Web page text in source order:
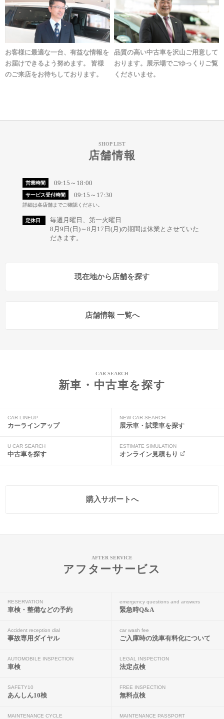
お客様に最適な一台、有益な情報を
お届けできるよう努めます。 皆様
のご来店をお待ちしております。
品質の高い中古車を沢山ご用意して
おります。展示場でごゆっくりご覧
くださいませ。
SHOP LIST
店舗情報
営業時間 09:15～18:00
サービス受付時間 09:15～17:30
詳細は各店舗までご確認ください。
定休日
毎週月曜日、第一火曜日
8月9日(日)～8月17日(月)の期間は休業とさせていた
だきます。
現在地から店舗を探す
店舗情報 一覧へ
CAR SEARCH
新車・中古車を探す
CAR LINEUP
カーラインアップ
NEW CAR SEARCH
展示車・試乗車を探す
U CAR SEARCH
中古車を探す
ESTIMATE SIMULATION
オンライン見積もり
購入サポートへ
AFTER SERVICE
アフターサービス
RESERVATION
車検・整備などの予約
emergency questions and answers
緊急時Q&A
Accident reception dial
事故専用ダイヤル
car wash fee
ご入庫時の洗車有料化について
AUTOMOBILE INSPECTION
車検
LEGAL INSPECTION
法定点検
SAFETY10
あんしん10検
FREE INSPECTION
無料点検
MAINTENANCE CYCLE MAINTENANCE PASSPORT